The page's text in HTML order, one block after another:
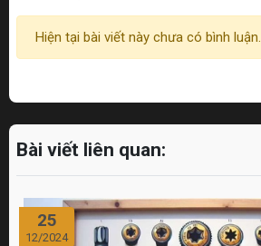
Hiện tại bài viết này chưa có bình luận.
Bài viết liên quan:
25
12/2024